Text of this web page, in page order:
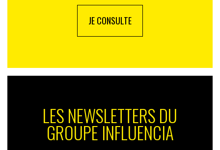
JE CONSULTE
LES NEWSLETTERS DU
GROUPE INFLUENCIA